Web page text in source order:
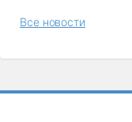
Все новости